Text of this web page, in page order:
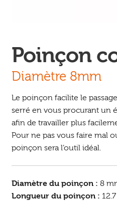
Poinçon
Diamètre 8mm
Le poinçon facilite le
serré en vous procurant un
afin de travailler plus
Pour ne pas vous faire mal
poinçon sera l’outil idéal.
Diamètre du poinçon : 8
Longueur du poinçon :